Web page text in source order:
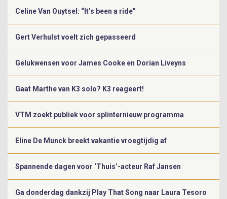
Celine Van Ouytsel: “It’s been a ride”
Gert Verhulst voelt zich gepasseerd
Gelukwensen voor James Cooke en Dorian Liveyns
Gaat Marthe van K3 solo? K3 reageert!
VTM zoekt publiek voor splinternieuw programma
Eline De Munck breekt vakantie vroegtijdig af
Spannende dagen voor ‘Thuis’-acteur Raf Jansen
Ga donderdag dankzij Play That Song naar Laura Tesoro